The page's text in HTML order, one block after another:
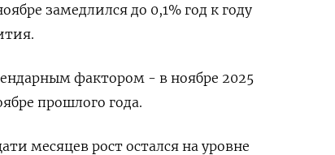
замедлился до 0,1% год к ⁠году
фактором - в ноябре ⁠2025
прошлого года.
месяцев рост остался на уровне